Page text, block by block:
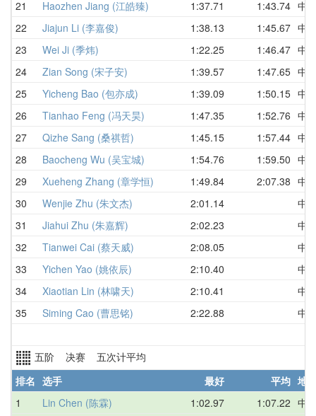
21
Haozhen Jiang (江皓臻) 1:37.71 1:43.74 中
22
Jiajun Li (李嘉俊) 1:38.13 1:45.67 中
23
Wei Ji (季炜) 1:22.25 1:46.47 中
24
Zian Song (宋子安) 1:39.57 1:47.65 中
25
Yicheng Bao (包亦成) 1:39.09 1:50.15 中
26
Tianhao Feng (冯天昊) 1:47.35 1:52.76 中
27
Qizhe Sang (桑祺哲) 1:45.15 1:57.44 中
28
Baocheng Wu (吴宝城) 1:54.76 1:59.50 中
29
Xueheng Zhang (章学恒) 1:49.84 2:07.38 中
30
Wenjie Zhu (朱文杰) 2:01.14
中
31
Jiahui Zhu (朱嘉辉) 2:02.23
中
32
Tianwei Cai (蔡天威) 2:08.05
中
33
Yichen Yao (姚依辰) 2:10.40
中
34
Xiaotian Lin (林啸天) 2:10.41
中
35
Siming Cao (曹思铭) 2:22.88 中
五阶 决赛 五次计平均
排名 选手 最好 平均 地
1
Lin Chen (陈霖) 1:02.97 1:07.22 中